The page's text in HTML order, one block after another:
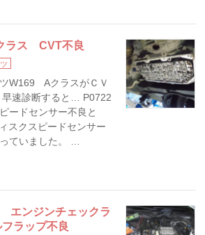
ス CVT不良
W169 AクラスがＣＶ
早速診断すると… P0722
ードセンサー不良と
スクスピードセンサー
ていました。 …
ンジンチェックラ
ラップ不良